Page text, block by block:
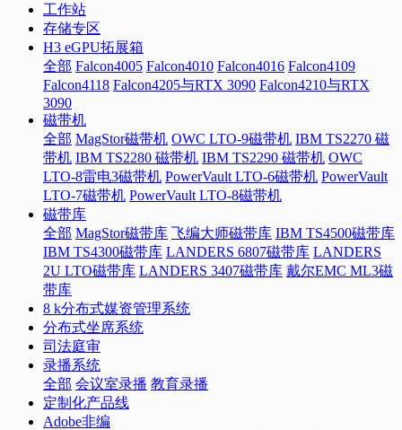
工作站
存储专区
H3 eGPU拓展箱
全部 Falcon4005 Falcon4010 Falcon4016 Falcon4109
Falcon4118 Falcon4205与RTX 3090 Falcon4210与RTX
3090
磁带机
全部 MagStor磁带机 OWC LTO-9磁带机 IBM TS2270 磁
带机 IBM TS2280 磁带机 IBM TS2290 磁带机 OWC
LTO-8雷电3磁带机 PowerVault LTO-6磁带机 PowerVault
LTO-7磁带机 PowerVault LTO-8磁带机
磁带库
全部 MagStor磁带库 飞编大师磁带库 IBM TS4500磁带库
IBM TS4300磁带库 LANDERS 6807磁带库 LANDERS
2U LTO磁带库 LANDERS 3407磁带库 戴尔EMC ML3磁
带库
8 k分布式媒资管理系统
分布式坐席系统
司法庭审
录播系统
全部 会议室录播 教育录播
定制化产品线
Adobe非编